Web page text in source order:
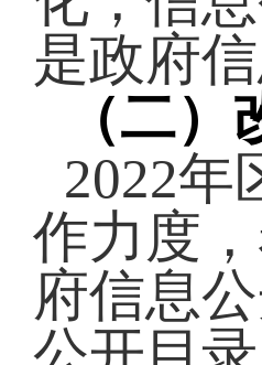
是政府
（二
2022年
作力度
府信息